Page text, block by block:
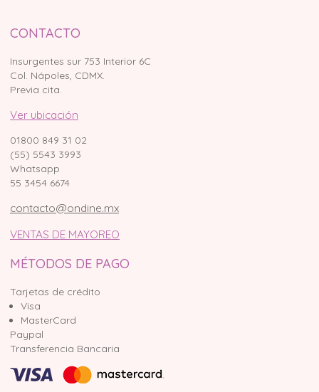
CONTACTO
Insurgentes sur 753 Interior 6C
Col. Nápoles, CDMX.
Previa cita.
Ver ubicación
01800 849 31 02
(55) 5543 3993
Whatsapp
55 3454 6674
contacto@ondine.mx
VENTAS DE MAYOREO
MÉTODOS DE PAGO
Tarjetas de crédito
Visa
MasterCard
Paypal
Transferencia Bancaria